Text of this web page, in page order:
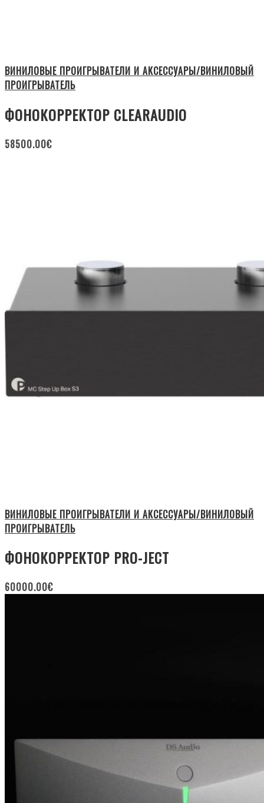
ВИНИЛОВЫЕ ПРОИГРЫВАТЕЛИ И АКСЕССУАРЫ/ВИНИЛОВЫЙ
ПРОИГРЫВАТЕЛЬ
ФОНОКОРРЕКТОР CLEARAUDIO
58500.00€
ВИНИЛОВЫЕ ПРОИГРЫВАТЕЛИ И АКСЕССУАРЫ/ВИНИЛОВЫЙ
ПРОИГРЫВАТЕЛЬ
ФОНОКОРРЕКТОР PRO-JECT
60000.00€